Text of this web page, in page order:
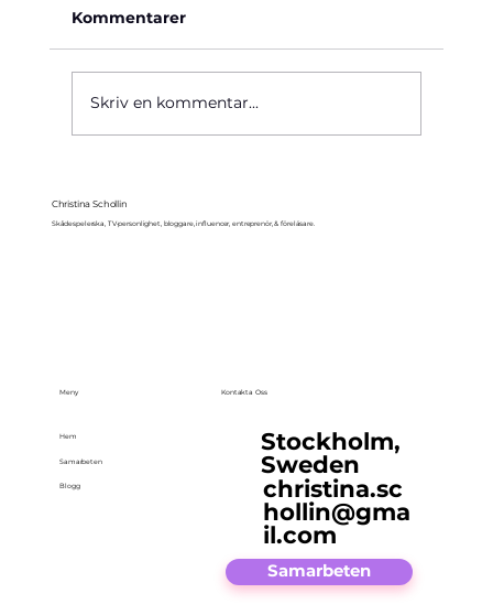
Kommentarer
Skriv en kommentar...
Christina Schollin
Skådespelerska, TV-personlighet, bloggare, influencer, entreprenör, & föreläsare.
Meny
Hem
Samarbeten
Blogg
Kontakta Oss
Stockholm,
Sweden
christina.sc
hollin@gma
il.com
Samarbeten